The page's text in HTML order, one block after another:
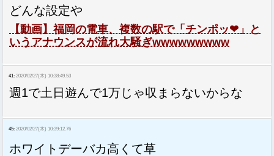
どんな設定や
【動画】福岡の電車、複数の駅で「チンポッ❤」と
いうアナウンスが流れ大騒ぎwwwwwwwww
41: 2020/02/27(木) 10:38:49.53
週1で土日遊んで1万じゃ収まらないからな
45: 2020/02/27(木) 10:39:12.76
ホワイトデーバカ高くて草